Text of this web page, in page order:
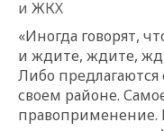
и ЖКХ
«Иногда говорят,
и ждите, ждите,
Либо
своем районе.
правоприменение.